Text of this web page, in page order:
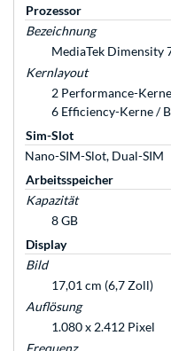
Prozessor
Bezeichnung
MediaTek Dimensity
Kernlayout
2 Performance-
6 Efficiency-Kerne /
Sim-Slot
Nano-SIM-Slot, Dual-SIM
Arbeitsspeicher
Kapazität
8 GB
Display
Bild
17,01 cm (6,7 Zoll)
Auflösung
1.080 x 2.412 Pixel
Frequenz